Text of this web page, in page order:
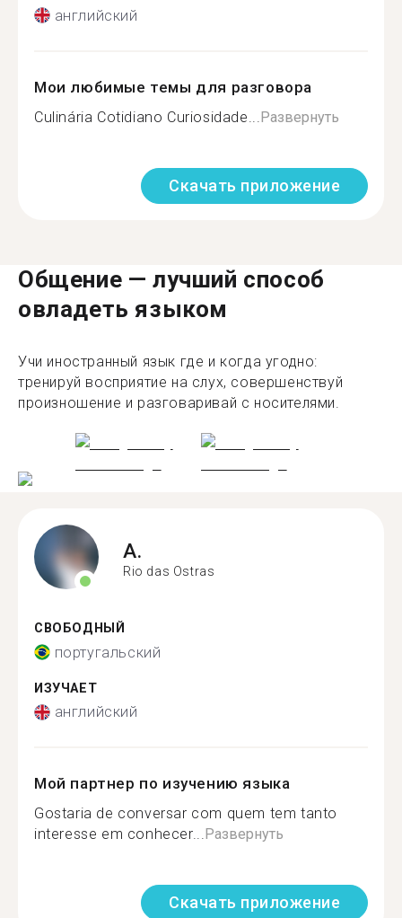
английский
Мои любимые темы для разговора
Culinária Cotidiano Curiosidade... Развернуть
Скачать приложение
Общение — лучший способ
овладеть языком
Учи иностранный язык где и когда угодно:
тренируй восприятие на слух, совершенствуй
произношение и разговаривай с носителями.
A.
Rio das Ostras
СВОБОДНЫЙ
португальский
ИЗУЧАЕТ
английский
Мой партнер по изучению языка
Gostaria de conversar com quem tem tanto
interesse em conhecer...Развернуть
Скачать приложение